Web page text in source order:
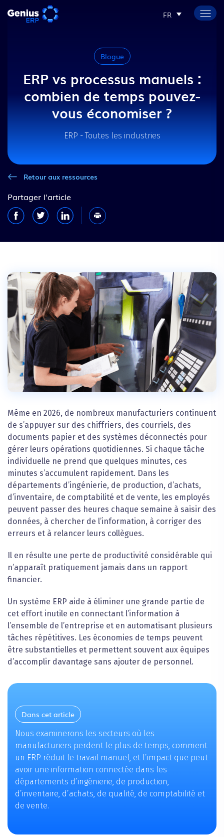
FR
Blogue
ERP vs processus manuels :
combien de temps pouvez-
vous économiser ?
ERP - Toutes les industries
Retour aux ressources
Partager l'article
Même en 2026, de nombreux manufacturiers continuent
de s’appuyer sur des chiffriers, des courriels, des
documents papier et des systèmes déconnectés pour
gérer leurs opérations quotidiennes. Si chaque tâche
individuelle ne prend que quelques minutes, ces
minutes s’accumulent rapidement. Dans les
départements d’ingénierie, de production, d’achats,
d’inventaire, de comptabilité et de vente, les employés
peuvent passer des heures chaque semaine à saisir des
données, à chercher de l’information, à corriger des
erreurs et à relancer leurs collègues.
Il en résulte une perte de productivité considérable qui
n’apparaît pratiquement jamais dans un rapport
financier.
Un système ERP aide à éliminer une grande partie de
cet effort inutile en connectant l’information à
l’ensemble de l’entreprise et en automatisant plusieurs
tâches répétitives. Les économies de temps peuvent
être substantielles et permettent souvent aux équipes
d’accomplir davantage sans ajouter de personnel.
Dans cet article
Nous examinerons les secteurs où les
manufacturiers perdent le plus de temps, comment
un ERP réduit le travail manuel, et l’impact que peut
avoir une information connectée dans les
départements d’ingénierie, de production,
d’inventaire, d’achats, de qualité, de comptabilité et
de vente.